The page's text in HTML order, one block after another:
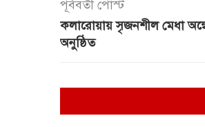
পূর্ববর্তী পোস্ট
কলারোয়ায় সৃজনশীল মেধা
অনুষ্ঠিত